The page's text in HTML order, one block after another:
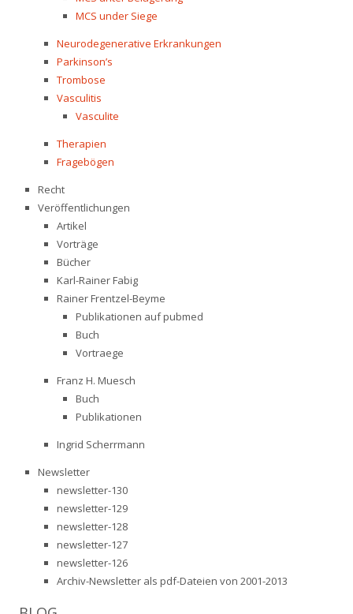
MCS under Siege
Neurodegenerative Erkrankungen
Parkinson’s
Trombose
Vasculitis
Vasculite
Therapien
Fragebögen
Recht
Veröffentlichungen
Artikel
Vorträge
Bücher
Karl-Rainer Fabig
Rainer Frentzel-Beyme
Publikationen auf pubmed
Buch
Vortraege
Franz H. Muesch
Buch
Publikationen
Ingrid Scherrmann
Newsletter
newsletter-130
newsletter-129
newsletter-128
newsletter-127
newsletter-126
Archiv-Newsletter als pdf-Dateien von 2001-2013